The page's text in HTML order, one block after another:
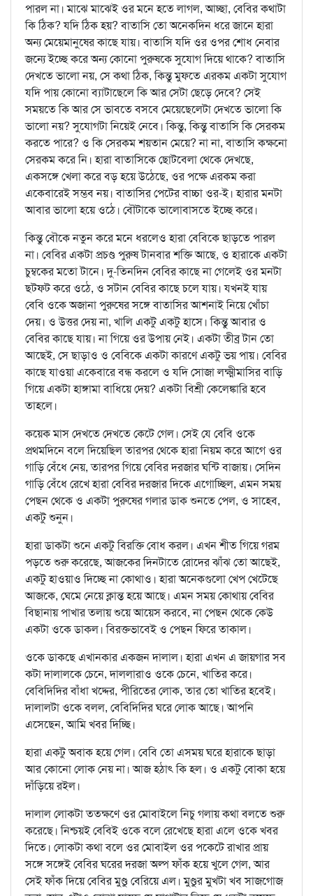
পারল না। মাঝে মাঝেই ওর মনে হতে লাগল, আচ্ছা, বেবির কথাটা
কি ঠিক? যদি ঠিক হয়? বাতাসি তো অনেকদিন ধরে জানে হারা
অন্য মেয়েমানুষের কাছে যায়। বাতাসি যদি ওর ওপর শোধ নেবার
জন্যে ইচ্ছে করে অন্য কোনো পুরুষকে সুযোগ দিয়ে থাকে? বাতাসি
দেখতে ভালো নয়, সে কথা ঠিক, কিন্তু মুফতে এরকম একটা সুযোগ
যদি পায় কোনো ব্যাটাছেলে কি আর সেটা ছেড়ে দেবে? সেই
সময়তে কি আর সে ভাবতে বসবে মেয়েছেলেটা দেখতে ভালো কি
ভালো নয়? সুযোগটা নিয়েই নেবে। কিন্তু, কিন্তু বাতাসি কি সেরকম
করতে পারে? ও কি সেরকম শয়তান মেয়ে? না না, বাতাসি কক্ষনো
সেরকম করে নি। হারা বাতাসিকে ছোটবেলা থেকে দেখছে,
একসঙ্গে খেলা করে বড় হয়ে উঠেছে, ওর পক্ষে এরকম করা
একেবারেই সম্ভব নয়। বাতাসির পেটের বাচ্চা ওর-ই। হারার মনটা
আবার ভালো হয়ে ওঠে। বৌটাকে ভালোবাসতে ইচ্ছে করে।
কিন্তু বৌকে নতুন করে মনে ধরলেও হারা বেবিকে ছাড়তে পারল
না। বেবির একটা প্রচণ্ড পুরুষ টানবার শক্তি আছে, ও হারাকে একটা
চুম্বকের মতো টানে। দু-তিনদিন বেবির কাছে না গেলেই ওর মনটা
ছটফট করে ওঠে, ও সটান বেবির কাছে চলে যায়। যখনই যায়
বেবি ওকে অজানা পুরুষের সঙ্গে বাতাসির আশনাই নিয়ে খোঁচা
দেয়। ও উত্তর দেয় না, খালি একটু একটু হাসে। কিন্তু আবার ও
বেবির কাছে যায়। না গিয়ে ওর উপায় নেই। একটা তীব্র টান তো
আছেই, সে ছাড়াও ও বেবিকে একটা কারণে একটু ভয় পায়। বেবির
কাছে যাওয়া একেবারে বন্ধ করলে ও যদি সোজা লক্ষ্মীমাসির বাড়ি
গিয়ে একটা হাঙ্গামা বাধিয়ে দেয়? একটা বিশ্রী কেলেঙ্কারি হবে
তাহলে।
কয়েক মাস দেখতে দেখতে কেটে গেল। সেই যে বেবি ওকে
প্রথমদিনে বলে দিয়েছিল তারপর থেকে হারা নিয়ম করে আগে ওর
গাড়ি বেঁধে নেয়, তারপর গিয়ে বেবির দরজার ঘন্টি বাজায়। সেদিন
গাড়ি বেঁধে রেখে হারা বেবির দরজার দিকে এগোচ্ছিল, এমন সময়
পেছন থেকে ও একটা পুরুষের গলার ডাক শুনতে পেল, ও সাহেব,
একটু শুনুন।
হারা ডাকটা শুনে একটু বিরক্তি বোধ করল। এখন শীত গিয়ে গরম
পড়তে শুরু করেছে, আজকের দিনটাতে রোদের ঝাঁঝ তো আছেই,
একটু হাওয়াও দিচ্ছে না কোথাও। হারা অনেকগুলো খেপ খেটেছে
আজকে, ঘেমে নেয়ে ক্লান্ত হয়ে আছে। এমন সময় কোথায় বেবির
বিছানায় পাখার তলায় শুয়ে আয়েস করবে, না পেছন থেকে কেউ
একটা ওকে ডাকল। বিরক্তভাবেই ও পেছন ফিরে তাকাল।
ওকে ডাকছে এখানকার একজন দালাল। হারা এখন এ জায়গার সব
কটা দালালকে চেনে, দাললারাও ওকে চেনে, খাতির করে।
বেবিদিদির বাঁধা খদ্দের, পীরিতের লোক, তার তো খাতির হবেই।
দালালটা ওকে বলল, বেবিদিদির ঘরে লোক আছে। আপনি
এসেছেন, আমি খবর দিচ্ছি।
হারা একটু অবাক হয়ে গেল। বেবি তো এসময় ঘরে হারাকে ছাড়া
আর কোনো লোক নেয় না। আজ হঠাৎ কি হল। ও একটু বোকা হয়ে
দাঁড়িয়ে রইল।
দালাল লোকটা ততক্ষণে ওর মোবাইলে নিচু গলায় কথা বলতে শুরু
করেছে। নিশ্চয়ই বেবিই ওকে বলে রেখেছে হারা এলে ওকে খবর
দিতে। লোকটা কথা বলে ওর মোবাইল ওর পকেটে রাখার প্রায়
সঙ্গে সঙ্গেই বেবির ঘরের দরজা অল্প ফাঁক হয়ে খুলে গেল, আর
সেই ফাঁক দিয়ে বেবির মুণ্ডু বেরিয়ে এল। মুণ্ডুর মুখটা খব সাজগোজ